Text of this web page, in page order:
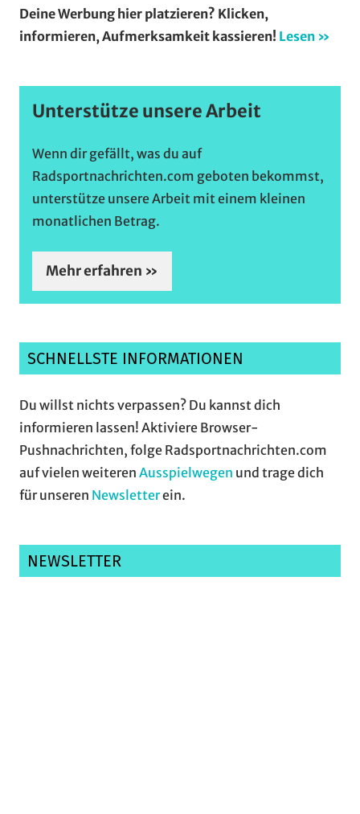
Deine Werbung hier platzieren? Klicken,
informieren, Aufmerksamkeit kassieren! Lesen »
Unterstütze unsere Arbeit
Wenn dir gefällt, was du auf
Radsportnachrichten.com geboten bekommst,
unterstütze unsere Arbeit mit einem kleinen
monatlichen Betrag.
Mehr erfahren »
SCHNELLSTE INFORMATIONEN
Du willst nichts verpassen? Du kannst dich
informieren lassen! Aktiviere Browser-
Pushnachrichten, folge Radsportnachrichten.com
auf vielen weiteren Ausspielwegen und trage dich
für unseren Newsletterein.
NEWSLETTER